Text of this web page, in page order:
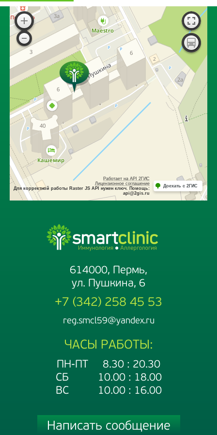
614000, Пермь,
ул. Пушкина, 6
+7 (342) 258 45 53
reg.smcl59@yandex.ru
ЧАСЫ РАБОТЫ:
ПН-ПТ 8.30 : 20.30
СБ 10.00 : 18.00
ВС 10.00 : 16.00
Написать сообщение